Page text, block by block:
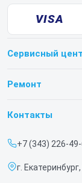
VISA
Сервисный
О нашем сервисе
Срочный ремонт
Доставка и
Ремонт
Роботов-
Контакты
+7 (343) 226-49-
г.